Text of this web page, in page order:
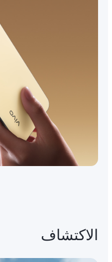
الاكتشاف